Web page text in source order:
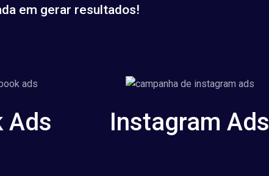
em gerar resultados!
Ads Instagram Ads